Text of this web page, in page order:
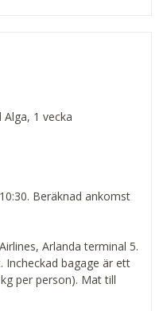
1 vecka
Beräknad ankomst
Arlanda terminal 5.
Incheckad bagage är ett
per person). Mat till